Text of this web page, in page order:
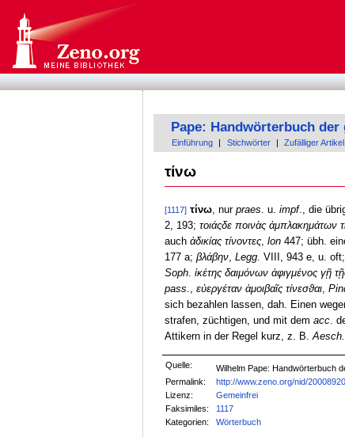
Pape: Handwörterbuch
Einführung Stichwörter Zufälliger Artikel
τίνω
[1117] τίνω, nur praes . u. impf., die
2, 193; τοιάςδε ποινὰς ἀμπλακημάτων
auch ἀδικίας τίνοντες, lon447; übh.
177 a; βλάβην, Legg. VIII, 943 e, u. oft;
Soph. ἱκέτης δαιμόνων ἀφιγμένος γῇ
pass
εὐεργέταν ἀμοιβαῖς τίνεσϑαι,
sich bezahlen lassen, dah. Einen
strafen, züchtigen, und mit dem acc.
Attikern in der Regel kurz, z. B.
Quelle: Wilhelm Pape: Handwörterbuch
Permalink:
http://www.zeno.org/nid/
Lizenz:
Gemeinfrei
Faksimiles:
1117
Kategorien:
Wörterbuch